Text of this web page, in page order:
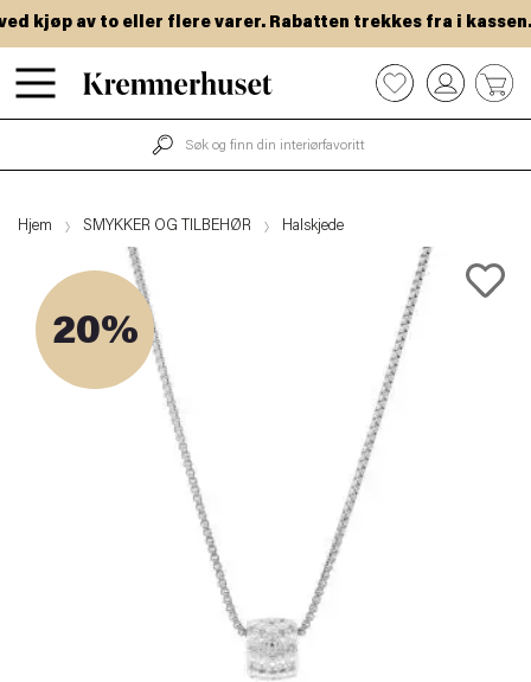
Hopp
til
kjøp av to eller flere varer. Rabatten trekkes fra i kassen.
0
Hjem SMYKKER OG TILBEHØR Halskjede
20%